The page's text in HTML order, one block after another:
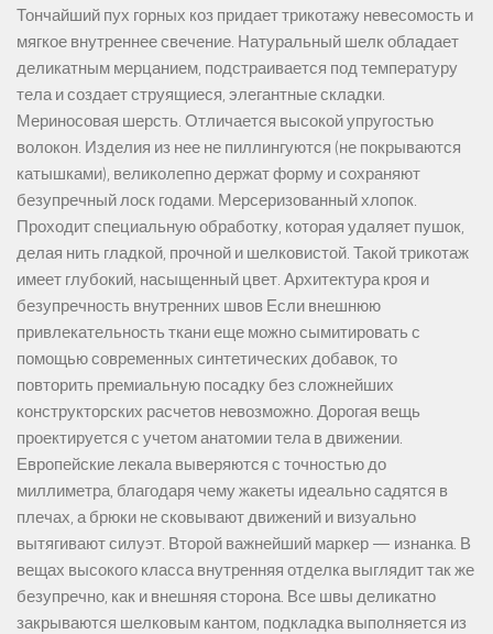
Тончайший пух горных коз придает трикотажу невесомость и
мягкое внутреннее свечение. Натуральный шелк обладает
деликатным мерцанием, подстраивается под температуру
тела и создает струящиеся, элегантные складки.
Мериносовая шерсть. Отличается высокой упругостью
волокон. Изделия из нее не пиллингуются (не покрываются
катышками), великолепно держат форму и сохраняют
безупречный лоск годами. Мерсеризованный хлопок.
Проходит специальную обработку, которая удаляет пушок,
делая нить гладкой, прочной и шелковистой. Такой трикотаж
имеет глубокий, насыщенный цвет. Архитектура кроя и
безупречность внутренних швов Если внешнюю
привлекательность ткани еще можно сымитировать с
помощью современных синтетических добавок, то
повторить премиальную посадку без сложнейших
конструкторских расчетов невозможно. Дорогая вещь
проектируется с учетом анатомии тела в движении.
Европейские лекала выверяются с точностью до
миллиметра, благодаря чему жакеты идеально садятся в
плечах, а брюки не сковывают движений и визуально
вытягивают силуэт. Второй важнейший маркер — изнанка. В
вещах высокого класса внутренняя отделка выглядит так же
безупречно, как и внешняя сторона. Все швы деликатно
закрываются шелковым кантом, подкладка выполняется из